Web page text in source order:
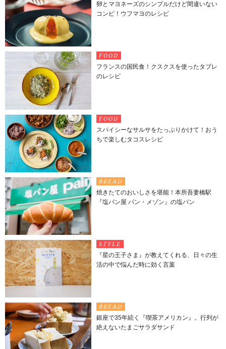
卵とマヨネーズのシンプルだけど間違いない
コンビ！ウフマヨのレシピ
FOOD
フランスの国民食！クスクスを使ったタブレ
のレシピ
FOOD
スパイシーなサルサをたっぷりかけて！おう
ちで楽しむタコスレシピ
BREAD
焼きたてのおいしさを堪能！本所吾妻橋駅
『塩パン屋 パン・メゾン』の塩パン
STYLE
『星の王子さま』が教えてくれる、日々の生
活の中で悩んだ時に効く言葉
BREAD
銀座で35年続く『喫茶アメリカン』。行列が
絶えないたまごサラダサンド